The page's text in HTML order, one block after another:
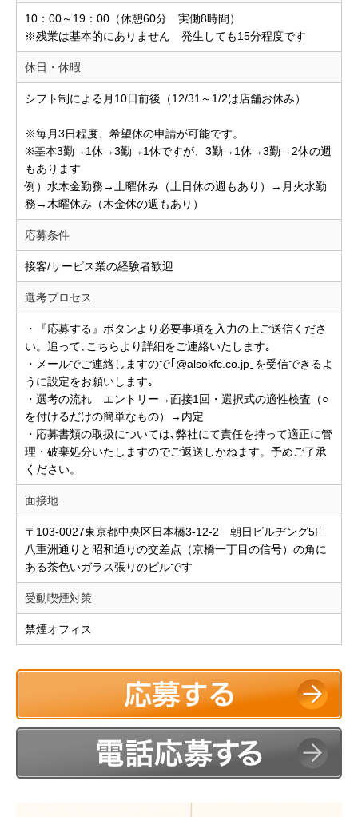
10：00～19：00（休憩60分 実働8時間）
※残業は基本的にありません 発生しても15分程度です
休日・休暇
シフト制による月10日前後（12/31～1/2は店舗お休み）
※毎月3日程度、希望休の申請が可能です。
※基本3勤→1休→3勤→1休ですが、3勤→1休→3勤→2休の週
もあります
例）水木金勤務→土曜休み（土日休の週もあり）→月火水勤
務→木曜休み（木金休の週もあり）
応募条件
接客/サービス業の経験者歓迎
選考プロセス
・『応募する』ボタンより必要事項を入力の上ご送信くださ
い。追って､こちらより詳細をご連絡いたします｡
・メールでご連絡しますので｢@alsokfc.co.jp｣を受信できるよ
うに設定をお願いします｡
・選考の流れ エントリー→面接1回・選択式の適性検査（○
を付けるだけの簡単なもの）→内定
・応募書類の取扱については､弊社にて責任を持って適正に管
理・破棄処分いたしますのでご返送しかねます。予めご了承
ください。
面接地
〒103-0027東京都中央区日本橋3-12-2 朝日ビルヂング5F
八重洲通りと昭和通りの交差点（京橋一丁目の信号）の角に
ある茶色いガラス張りのビルです
受動喫煙対策
禁煙オフィス